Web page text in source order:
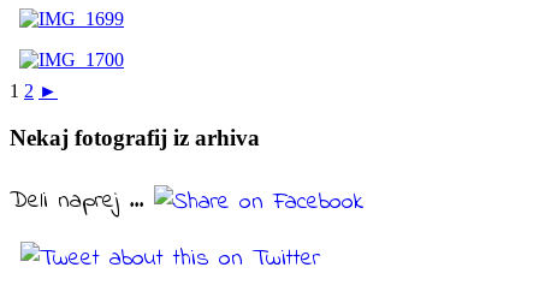
1 2 ►
Nekaj fotografij iz arhiva
Deli naprej ...